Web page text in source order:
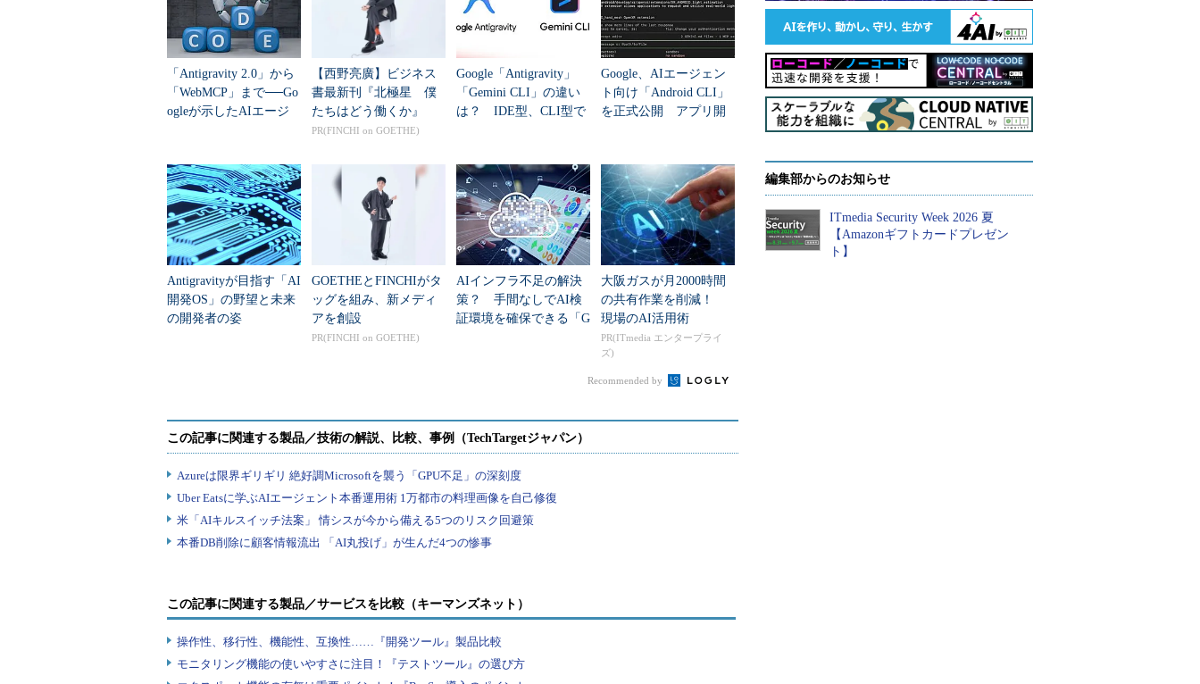
「Antigravity 2.0」から
「WebMCP」まで──Go
ogleが示したAIエージ
【西野亮廣】ビジネス
書最新刊『北極星 僕
たちはどう働くか』
PR(FINCHI on GOETHE)
Google「Antigravity」
「Gemini CLI」の違い
は？ IDE型、CLI型で
Google、AIエージェン
ト向け「Android CLI」
を正式公開 アプリ開
Antigravityが目指す「AI
開発OS」の野望と未来
の開発者の姿
GOETHEとFINCHIがタ
ッグを組み、新メディ
アを創設
PR(FINCHI on GOETHE)
AIインフラ不足の解決
策？ 手間なしでAI検
証環境を確保できる「G
大阪ガスが月2000時間
の共有作業を削減！
現場のAI活用術
PR(ITmedia エンタープライ
ズ)
Recommended by
この記事に関連する製品／サービスを比較（キーマンズネット）
操作性、移行性、機能性、互換性……『開発ツール』製品比較
モニタリング機能の使いやすさに注目！『テストツール』の選び方
編集部からのお知らせ
ITmedia Security Week 2026 夏
【Amazonギフトカードプレゼン
ト】